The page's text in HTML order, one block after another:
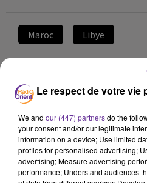
Maroc Libye
LE JOURNAL EN LANGUE
13/09/23
LB
JOURNAL EN LANGUE ARABE
Le respect de votre vie
We and our (447) partnersdo the
your consent and/or our legitimate
information on a device; Use limited
profiles for personalised advertising;
advertising; Measure advertising
performance; Understand audiences